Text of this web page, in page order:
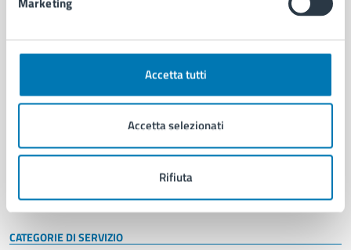
Accetta tutti
Accetta selezionati
Rifiuta
AMMINISTRAZIONE
Organi di governo
Enti e fondazioni
Personale amministrativo
Intranet, posta aziendale e protocollo
CATEGORIE DI SERVIZIO